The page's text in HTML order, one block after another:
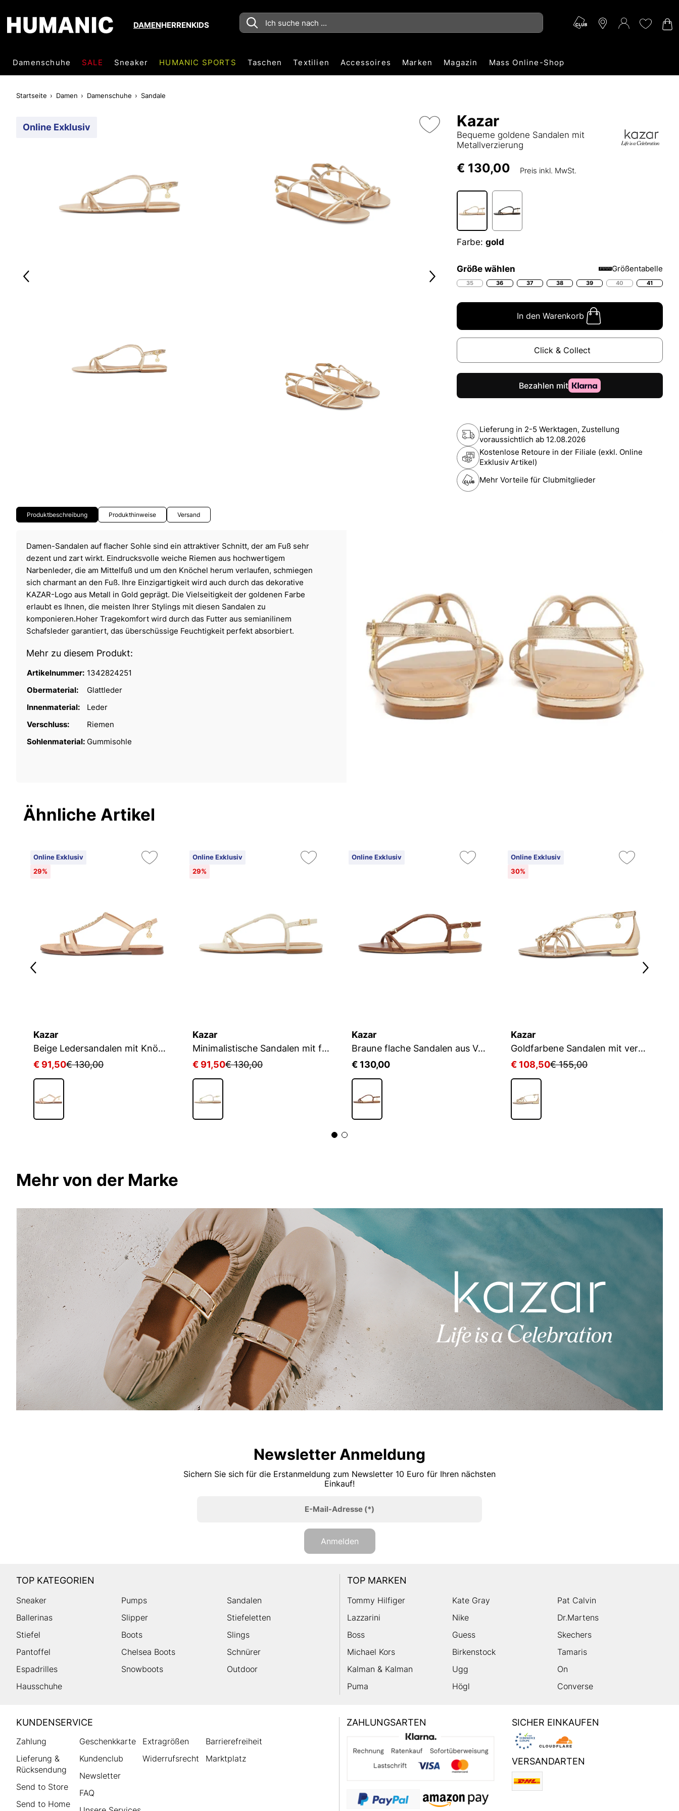
DAMENHERRENKIDS
Damenschuhe SALE Sneaker HUMANIC SPORTS Taschen Textilien Accessoires Marken Magazin Mass Online-Shop
Startseite Damen Damenschuhe Sandale
Online Exklusiv Kazar
Bequeme goldene Sandalen mit
Metallverzierung
€ 130,00 Preis inkl. MwSt.
Farbe: gold
Größe wählen Größentabelle
35 36 37 38 39 40 41
In den Warenkorb
Click & Collect
Lieferung in 2-5 Werktagen, Zustellung
voraussichtlich ab 12.08.2026
Kostenlose Retoure in der Filiale (exkl. Online
Exklusiv Artikel)
Mehr Vorteile für Clubmitglieder
Produktbeschreibung Produkthinweise Versand
Damen-Sandalen auf flacher Sohle sind ein attraktiver Schnitt, der am Fuß sehr
dezent und zart wirkt. Eindrucksvolle weiche Riemen aus hochwertigem
Narbenleder, die am Mittelfuß und um den Knöchel herum verlaufen, schmiegen
sich charmant an den Fuß. Ihre Einzigartigkeit wird auch durch das dekorative
KAZAR-Logo aus Metall in Gold geprägt. Die Vielseitigkeit der goldenen Farbe
erlaubt es Ihnen, die meisten Ihrer Stylings mit diesen Sandalen zu
komponieren.Hoher Tragekomfort wird durch das Futter aus semianilinem
Schafsleder garantiert, das überschüssige Feuchtigkeit perfekt absorbiert.
Mehr zu diesem Produkt:
Artikelnummer: 1342824251
Obermaterial:
Glattleder
Innenmaterial:
Leder
Verschluss:
Riemen
Sohlenmaterial: Gummisohle
Ähnliche Artikel
Online Exklusiv
29%
Kazar
Beige Ledersandalen mit Knöchelriemen
€ 91,50€ 130,00
Online Exklusiv
29%
Kazar
Minimalistische Sandalen mit flacher Sohle
€ 91,50€ 130,00
Online Exklusiv
Kazar
Braune flache Sandalen aus Vollnarbenleder
€ 130,00
Online Exklusiv
30%
Kazar
Goldfarbene Sandalen mit verschlungenen Schnürchen
€ 108,50€ 155,00
Mehr von der Marke
Newsletter Anmeldung
Sichern Sie sich für die Erstanmeldung zum Newsletter 10 Euro für Ihren nächsten
Einkauf!
E-Mail-Adresse(*)
Anmelden
TOP KATEGORIEN
Sneaker Pumps
Sandalen
Ballerinas
Slipper
Stiefeletten
Stiefel
Boots
Slings
Pantoffel
Chelsea Boots
Schnürer
Espadrilles
Snowboots
Outdoor
Hausschuhe
TOP MARKEN
Tommy Hilfiger Kate Gray
Pat Calvin
Lazzarini
Nike
Dr.Martens
Boss
Guess
Skechers
Michael Kors
Birkenstock
Tamaris
Kalman & Kalman
Ugg
On
Puma
Högl Converse
HUMANIC
Footer
KUNDENSERVICE
Zahlung
Lieferung &
Rücksendung
Send to Store
Send to Home
Geschenkkarte
Kundenclub
Newsletter
FAQ
Extragrößen
Widerrufsrecht
Barrierefreiheit
Marktplatz
ZAHLUNGSARTEN SICHER EINKAUFEN
VERSANDARTEN